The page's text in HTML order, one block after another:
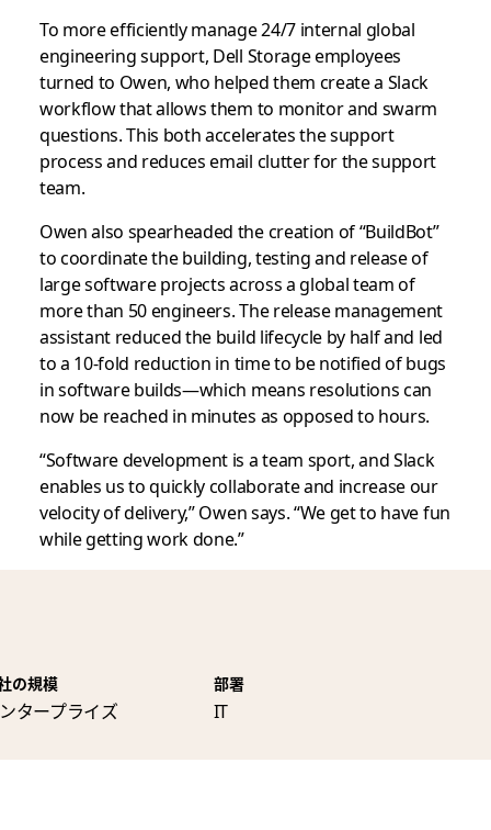
To more efficiently manage 24/7 internal global
engineering support, Dell Storage employees
turned to Owen, who helped them create a Slack
workflow that allows them to monitor and swarm
questions. This both accelerates the support
process and reduces email clutter for the support
team.
Owen also spearheaded the creation of “BuildBot”
to coordinate the building, testing and release of
large software projects across a global team of
more than 50 engineers. The release management
assistant reduced the build lifecycle by half and led
to a 10-fold reduction in time to be notified of bugs
in software builds—which means resolutions can
now be reached in minutes as opposed to hours.
“Software development is a team sport, and Slack
enables us to quickly collaborate and increase our
velocity of delivery,” Owen says. “We get to have fun
while getting work done.”
の規模
タープライズ
部署
IT